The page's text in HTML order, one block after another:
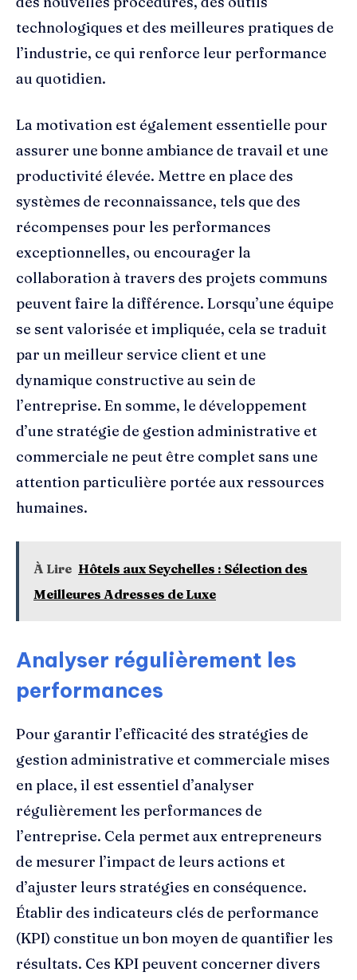
technologiques et des meilleures pratiques de
l’industrie, ce qui renforce leur performance
au quotidien.
La motivation est également essentielle pour
assurer une bonne ambiance de travail et une
productivité élevée. Mettre en place des
systèmes de reconnaissance, tels que des
récompenses pour les performances
exceptionnelles, ou encourager la
collaboration à travers des projets communs
peuvent faire la différence. Lorsqu’une équipe
se sent valorisée et impliquée, cela se traduit
par un meilleur service client et une
dynamique constructive au sein de
l’entreprise. En somme, le développement
d’une stratégie de gestion administrative et
commerciale ne peut être complet sans une
attention particulière portée aux ressources
humaines.
À Lire Hôtels aux Seychelles : Sélection des
Meilleures Adresses de Luxe
Analyser régulièrement les
performances
Pour garantir l’efficacité des stratégies de
gestion administrative et commerciale mises
en place, il est essentiel d’analyser
régulièrement les performances de
l’entreprise. Cela permet aux entrepreneurs
de mesurer l’impact de leurs actions et
d’ajuster leurs stratégies en conséquence.
Établir des indicateurs clés de performance
(KPI) constitue un bon moyen de quantifier les
résultats. Ces KPI peuvent concerner divers